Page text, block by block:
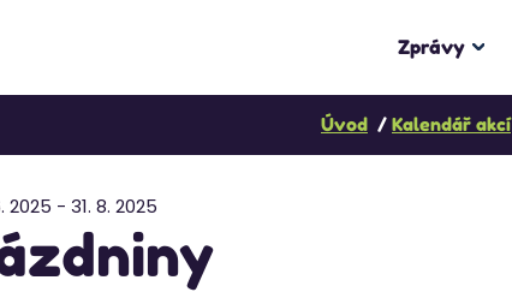
Zprávy
Úvod Kalendář akcí
2025 - 31. 8. 2025